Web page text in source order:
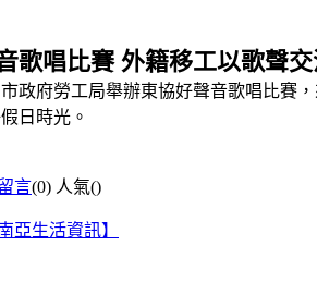
歌唱比賽 外籍移工以歌聲
政府勞工局舉辦東協好聲音歌唱比賽
日時光。
言(0) 人氣()
亞生活資訊】